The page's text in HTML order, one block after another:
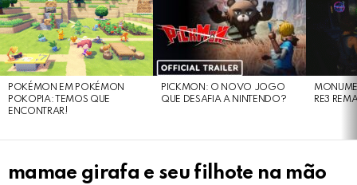
LATEST
STORIES
POKÉMON EM POKÉMON
POKOPIA: TEMOS QUE
ENCONTRAR!
PICKMON: O NOVO JOGO
QUE DESAFIA A NINTENDO?
RE3
mamae girafa e seu filhote na mão